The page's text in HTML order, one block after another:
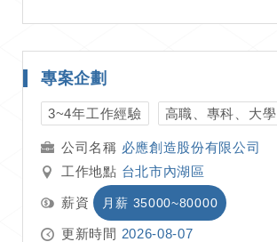
專案企劃
3~4年工作經驗 高職、專科、大學
必應創造股份有限公司
工作地點 台北市內湖區
薪資 月薪 35000~80000
更新時間 2026-08-07